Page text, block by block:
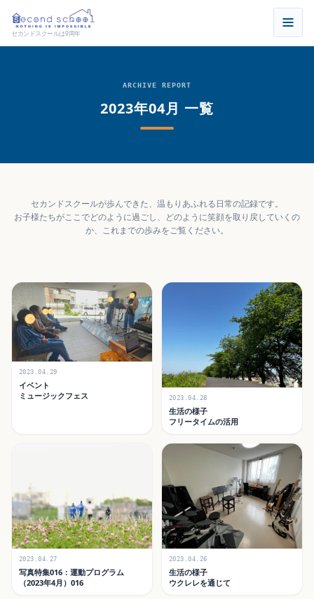
セカンドスクールは9周年
ARCHIVE REPORT
2023年04月 一覧
セカンドスクールが歩んできた、温もりあふれる日常の記録です。
お子様たちがここでどのように過ごし、どのように笑顔を取り戻していくの
か、これまでの歩みをご覧ください。
2023.04.29
イベント
ミュージックフェス
2023.04.28
生活の様子
フリータイムの活用
2023.04.27
写真特集016：運動プログラム
（2023年4月）016
2023.04.26
生活の様子
ウクレレを通じて